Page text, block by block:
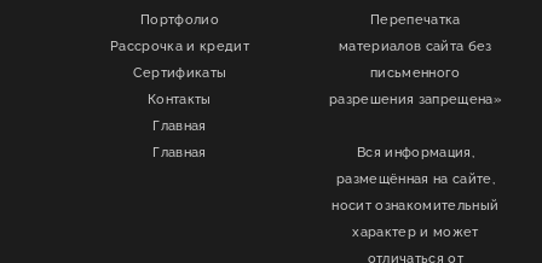
Портфолио
Рассрочка и кредит
Сертификаты
Контакты
Главная
Главная
Перепечатка
материалов сайта без
письменного
разрешения запрещена»
Вся информация,
размещённая на сайте,
носит ознакомительный
характер и может
отличаться от